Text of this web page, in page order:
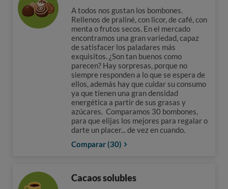
A todos nos gustan los bombones.
Rellenos de praliné, con licor, de café, con
menta o frutos secos. En el mercado
encontramos una gran variedad, capaz
de satisfacer los paladares más
exquisitos. ¿Son tan buenos como
parecen? Hay sorpresas, porque no
siempre responden a lo que se espera de
ellos, además hay que cuidar su consumo
ya que tienen una gran densidad
energética a partir de sus grasas y
azúcares. Comparamos 30 bombones,
para que elijas los mejores para regalar o
darte un placer... de vez en cuando.
Comparar (30)
Cacaos solubles